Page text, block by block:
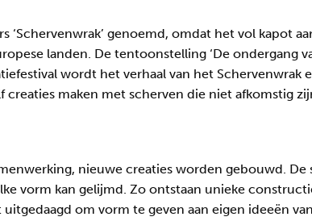
‘Schervenwrak’ genoemd, omdat het vol kapot
landen. De tentoonstelling ‘De ondergang
wordt het verhaal van het Schervenwrak
creaties maken met scherven die niet afkomstig
nieuwe creaties worden gebouwd. De
vorm kan gelijmd. Zo ontstaan unieke
om vorm te geven aan eigen ideeën